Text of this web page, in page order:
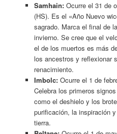
Samhain:Ocurre el 31 de
(HS). Es el «Año Nuevo
sagrado. Marca el final de
invierno. Se cree que el
el de los muertos es más
los ancestros y reflexionar
renacimiento.
Imbolc:Ocurre el 1 de
Celebra los primeros
como el deshielo y los
purificación, la inspiración
tierra.